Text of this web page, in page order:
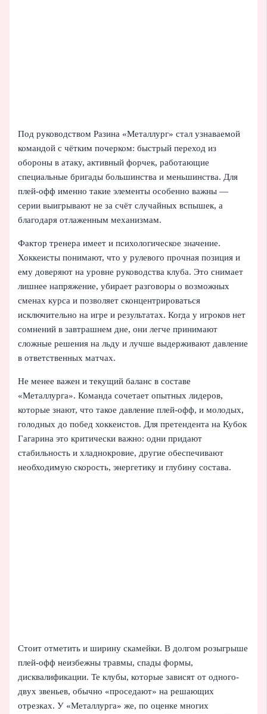
Под руководством Разина «Металлург» стал узнаваемой
командой с чётким почерком: быстрый переход из
обороны в атаку, активный форчек, работающие
специальные бригады большинства и меньшинства. Для
плей‑офф именно такие элементы особенно важны —
серии выигрывают не за счёт случайных вспышек, а
благодаря отлаженным механизмам.
Фактор тренера имеет и психологическое значение.
Хоккеисты понимают, что у рулевого прочная позиция и
ему доверяют на уровне руководства клуба. Это снимает
лишнее напряжение, убирает разговоры о возможных
сменах курса и позволяет сконцентрироваться
исключительно на игре и результатах. Когда у игроков нет
сомнений в завтрашнем дне, они легче принимают
сложные решения на льду и лучше выдерживают давление
в ответственных матчах.
Не менее важен и текущий баланс в составе
«Металлурга». Команда сочетает опытных лидеров,
которые знают, что такое давление плей‑офф, и молодых,
голодных до побед хоккеистов. Для претендента на Кубок
Гагарина это критически важно: одни придают
стабильность и хладнокровие, другие обеспечивают
необходимую скорость, энергетику и глубину состава.
Стоит отметить и ширину скамейки. В долгом розыгрыше
плей‑офф неизбежны травмы, спады формы,
дисквалификации. Те клубы, которые зависят от одного-
двух звеньев, обычно «проседают» на решающих
отрезках. У «Металлурга» же, по оценке многих